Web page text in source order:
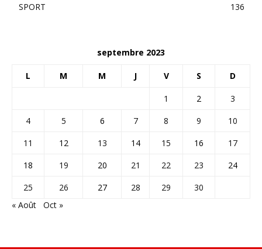
SPORT
136
septembre 2023
L M M J V S D
1 2
3
4
5 6 7 8 9
10
11
12 13 14 15 16
17
18
19 20 21 22 23
24
25
26 27 28 29
30
« Août
Oct »